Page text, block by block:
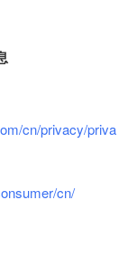
cn/privacy/priva
cn/